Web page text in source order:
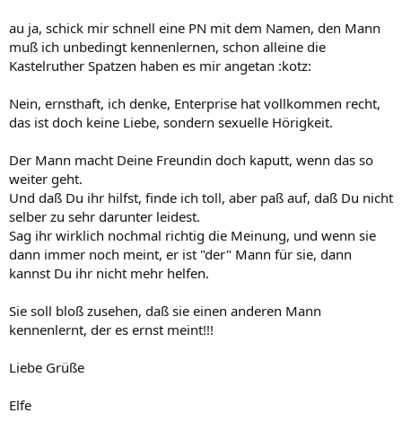
au ja, schick mir schnell eine PN mit dem Namen, den Mann
muß ich unbedingt kennenlernen, schon alleine die
Kastelruther Spatzen haben es mir angetan :kotz:
Nein, ernsthaft, ich denke, Enterprise hat vollkommen recht,
das ist doch keine Liebe, sondern sexuelle Hörigkeit.
Der Mann macht Deine Freundin doch kaputt, wenn das so
weiter geht.
Und daß Du ihr hilfst, finde ich toll, aber paß auf, daß Du nicht
selber zu sehr darunter leidest.
Sag ihr wirklich nochmal richtig die Meinung, und wenn sie
dann immer noch meint, er ist "der" Mann für sie, dann
kannst Du ihr nicht mehr helfen.
Sie soll bloß zusehen, daß sie einen anderen Mann
kennenlernt, der es ernst meint!!!
Liebe Grüße
Elfe